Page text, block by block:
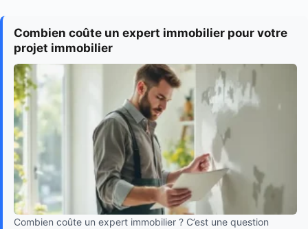
Combien coûte un expert immobilier pour votre
projet immobilier
Combien coûte un expert immobilier ? C’est une question